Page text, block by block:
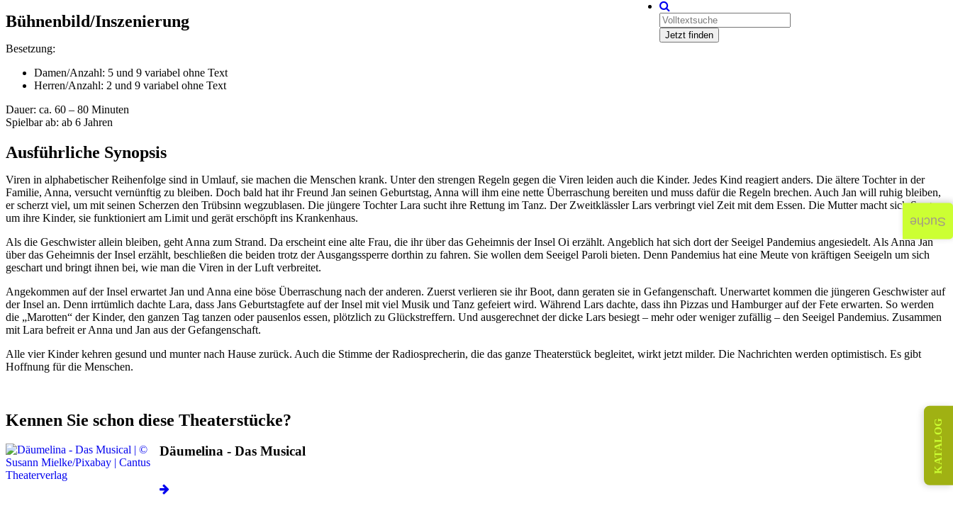
Jetzt finden
Bühnenbild/Inszenierung
Besetzung:
Damen/Anzahl: 5 und 9 variabel ohne Text
Herren/Anzahl: 2 und 9 variabel ohne Text
Dauer: ca. 60 – 80 Minuten
Spielbar ab: ab 6 Jahren
Ausführliche Synopsis
Viren in alphabetischer Reihenfolge sind in Umlauf, sie machen die Menschen krank. Unter den strengen Regeln gegen die Viren leiden auch die Kinder. Jedes Kind reagiert anders. Die ältere Tochter in der
Familie, Anna, versucht vernünftig zu bleiben. Doch bald hat ihr Freund Jan seinen Geburtstag, Anna will ihm eine nette Überraschung bereiten und muss dafür die Regeln brechen. Auch Jan will ruhig bleiben,
er scherzt viel, um mit seinen Scherzen den Trübsinn wegzublasen. Die jüngere Tochter Lara sucht ihre Rettung im Tanz. Der Zweitklässler Lars verbringt viel Zeit mit dem Essen. Die Mutter macht sich Sorgen
um ihre Kinder, sie funktioniert am Limit und gerät erschöpft ins Krankenhaus.
Als die Geschwister allein bleiben, geht Anna zum Strand. Da erscheint eine alte Frau, die ihr über das Geheimnis der Insel Oi erzählt. Angeblich hat sich dort der Seeigel Pandemius angesiedelt. Als Anna Jan
über das Geheimnis der Insel erzählt, beschließen die beiden trotz der Ausgangssperre dorthin zu fahren. Sie wollen dem Seeigel Paroli bieten. Denn Pandemius hat eine Meute von kräftigen Seeigeln um sich
geschart und bringt ihnen bei, wie man die Viren in der Luft verbreitet.
Angekommen auf der Insel erwartet Jan und Anna eine böse Überraschung nach der anderen. Zuerst verlieren sie ihr Boot, dann geraten sie in Gefangenschaft. Unerwartet kommen die jüngeren Geschwister auf
der Insel an. Denn irrtümlich dachte Lara, dass Jans Geburtstagfete auf der Insel mit viel Musik und Tanz gefeiert wird. Während Lars dachte, dass ihn Pizzas und Hamburger auf der Fete erwarten. So werden
die „Marotten“ der Kinder, den ganzen Tag tanzen oder pausenlos essen, plötzlich zu Glückstreffern. Und ausgerechnet der dicke Lars besiegt – mehr oder weniger zufällig – den Seeigel Pandemius. Zusammen
mit Lara befreit er Anna und Jan aus der Gefangenschaft.
Alle vier Kinder kehren gesund und munter nach Hause zurück. Auch die Stimme der Radiosprecherin, die das ganze Theaterstück begleitet, wirkt jetzt milder. Die Nachrichten werden optimistisch. Es gibt
Hoffnung für die Menschen.
Kennen Sie schon diese Theaterstücke?
Däumelina - Das Musical KATALOG
Suche